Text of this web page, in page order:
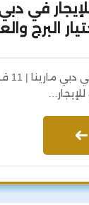
البرج
شقق